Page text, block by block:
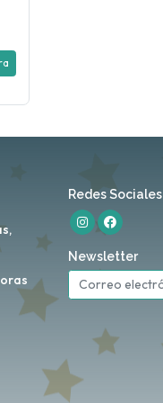
Redes Sociales
Newsletter